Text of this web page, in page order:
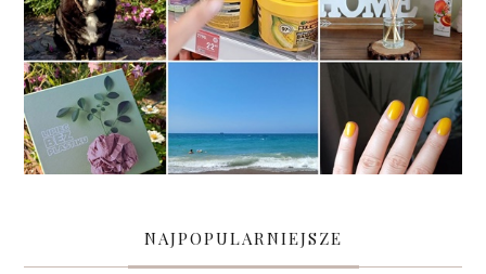
NAJPOPULARNIEJSZE